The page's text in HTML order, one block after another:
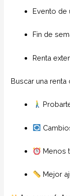
Evento de
Fin de
Renta
Buscar una renta
Menos
Mejor